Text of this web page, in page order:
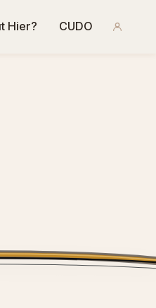
Hier? CUDO